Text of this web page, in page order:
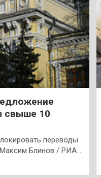
свыше 10
переводы
Блинов / РИА…